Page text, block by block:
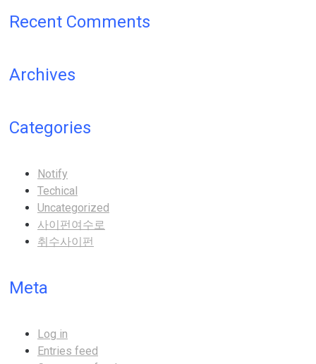
Recent Comments
Archives
Categories
Notify
Techical
Uncategorized
사이펀여수로
취수사이펀
Meta
Log in
Entries feed